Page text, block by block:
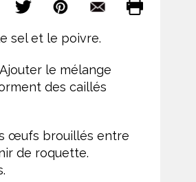
sel et le poivre.
le mélange
des caillés
œufs brouillés entre
de roquette.